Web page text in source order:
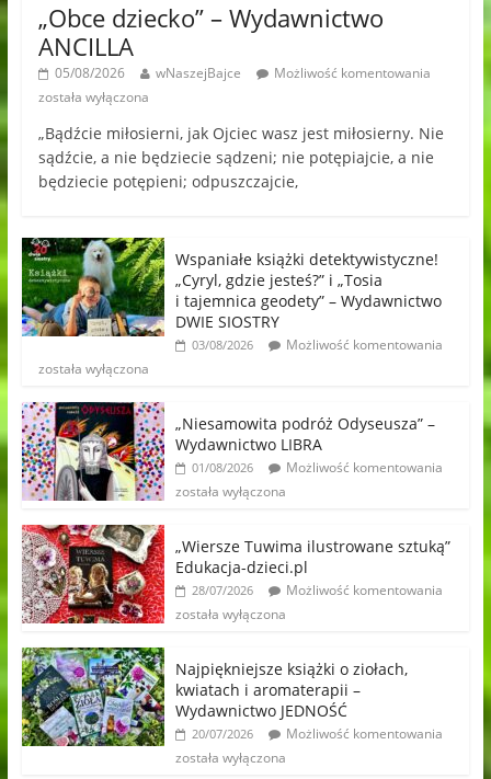
„Obce dziecko” – Wydawnictwo
ANCILLA
05/08/2026 wNaszejBajce
Możliwość komentowania
została wyłączona
„Bądźcie miłosierni, jak Ojciec wasz jest miłosierny. Nie
sądźcie, a nie będziecie sądzeni; nie potępiajcie, a nie
będziecie potępieni; odpuszczajcie,
Wspaniałe książki detektywistyczne!
„Cyryl, gdzie jesteś?” i „Tosia
i tajemnica geodety” – Wydawnictwo
DWIE SIOSTRY
03/08/2026
Możliwość komentowania
została wyłączona
„Niesamowita podróż Odyseusza” –
Wydawnictwo LIBRA
01/08/2026
Możliwość komentowania
została wyłączona
„Wiersze Tuwima ilustrowane sztuką”
Edukacja-dzieci.pl
28/07/2026
Możliwość komentowania
została wyłączona
Najpiękniejsze książki o ziołach,
kwiatach i aromaterapii –
Wydawnictwo JEDNOŚĆ
20/07/2026
Możliwość komentowania
została wyłączona